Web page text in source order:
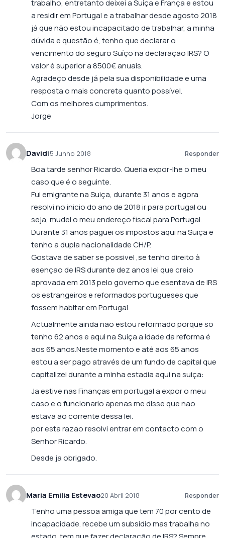
trabalho, entretanto deixei a Suíça e França e estou
a residir em Portugal e a trabalhar desde agosto 2018
já que não estou incapacitado de trabalhar, a minha
dúvida e questão é, tenho que declarar o
vencimento do seguro Suíço na declaração IRS? O
valor é superior a 8500€ anuais.
Agradeço desde já pela sua disponibilidade e uma
resposta o mais concreta quanto possível.
Com os melhores cumprimentos.
Jorge
David15 Junho 2018 Responder
Boa tarde senhor Ricardo. Queria expor-lhe o meu
caso que é o seguinte.
Fui emigrante na Suiça, durante 31 anos e agora
resolvi no inicio do ano de 2018 ir para portugal ou
seja, mudei o meu endereço fiscal para Portugal.
Durante 31 anos paguei os impostos aqui na Suiça e
tenho a dupla nacionalidade CH/P.
Gostava de saber se possivel ,se tenho direito à
esençao de IRS durante dez anos lei que creio
aprovada em 2013 pelo governo que esentava de IRS
os estrangeiros e reformados portugueses que
fossem habitar em Portugal.
Actualmente ainda nao estou reformado porque so
tenho 62 anos e aqui na Suiça a idade da reforma é
aos 65 anos.Neste momento e até aos 65 anos
estou a ser pago através de um fundo de capital que
capitalizei durante a minha estadia aqui na suiça:
Ja estive nas Finanças em portugal a expor o meu
caso e o funcionario apenas me disse que nao
estava ao corrente dessa lei.
por esta razao resolvi entrar em contacto com o
Senhor Ricardo.
Desde ja obrigado.
Maria Emilia Estevao20 Abril 2018 Responder
Tenho uma pessoa amiga que tem 70 por cento de
incapacidade. recebe um subsidio mas trabalha no